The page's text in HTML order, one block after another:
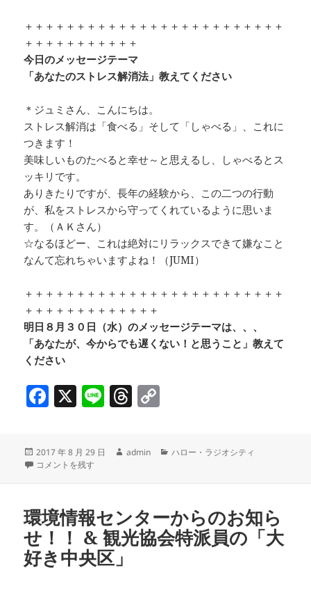
＋＋＋＋＋＋＋＋＋＋＋＋＋＋＋＋＋＋＋＋＋＋＋＋＋
＋＋＋＋＋＋＋＋＋＋＋
今日のメッセージテーマ
「あなたのストレス解消法」教えてください
＊ジュミさん、こんにちは。
ストレス解消は「食べる」そして「しゃべる」、これに
つきます！
美味しいものたべると幸せ～と思えるし、しゃべるとス
ッキリです。
ありきたりですが、長年の経験から、この二つの行動
が、私をストレスから守ってくれているように思いま
す。（ＡＫさん）
☆なるほどー、これは絶対にリラックスできて嫌なこと
なんて忘れちゃいますよね！（JUMI）
＋＋＋＋＋＋＋＋＋＋＋＋＋＋＋＋＋＋＋＋＋＋＋＋＋
＋＋＋＋＋＋＋＋＋＋＋＋＋
明日８月３０日（水）のメッセージテーマは、、、
「あなたが、今からでも遅くない！と思うこと」教えて
ください
F
c
e
o
o
k
X Li T
a
s
y
n
k
投
稿
2017 年 8 月 29 日
作
admin
カ
ハロー・ラジオシティ
祝！開館１６周年 大感謝祭！＠アンティークモール銀座 & ゲストハウ
コメントを残す
環境情報センターからのお知ら
せ！！ & 観光協会特派員の「大
好き中央区」